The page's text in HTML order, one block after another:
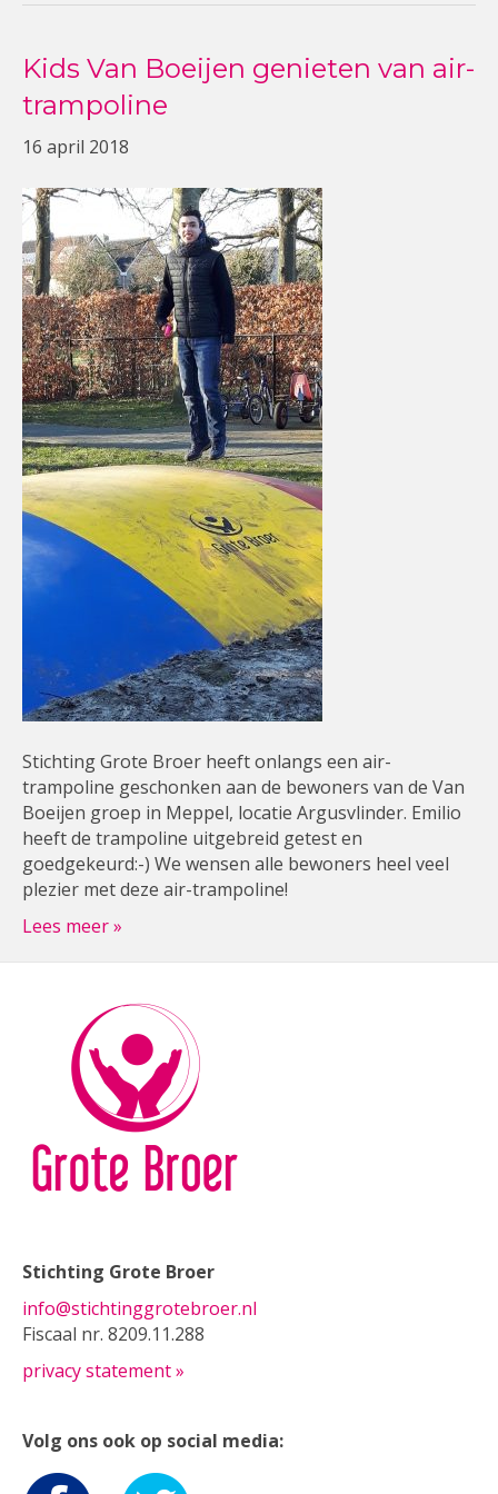
Kids Van Boeijen genieten van air-
trampoline
16 april 2018
Stichting Grote Broer heeft onlangs een air-
trampoline geschonken aan de bewoners van de Van
Boeijen groep in Meppel, locatie Argusvlinder. Emilio
heeft de trampoline uitgebreid getest en
goedgekeurd:-) We wensen alle bewoners heel veel
plezier met deze air-trampoline!
Lees meer »
Stichting Grote Broer
info@stichtinggrotebroer.nl
Fiscaal nr. 8209.11.288
privacy statement »
Volg ons ook op social media: